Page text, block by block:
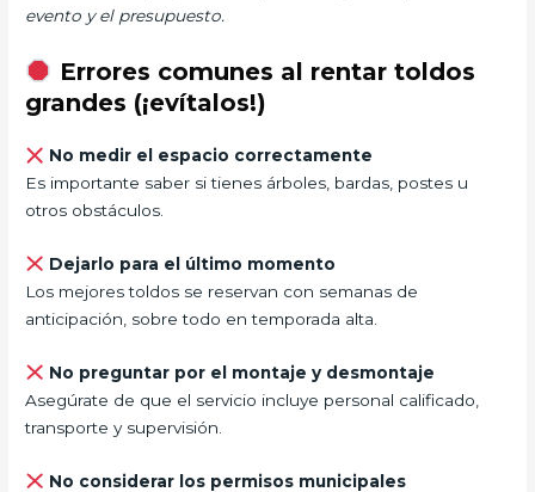
evento y el presupuesto.
Errores comunes al rentar toldos
grandes (¡evítalos!)
No medir el espacio correctamente
Es importante saber si tienes árboles, bardas, postes u
otros obstáculos.
Dejarlo para el último momento
Los mejores toldos se reservan con semanas de
anticipación, sobre todo en temporada alta.
No preguntar por el montaje y desmontaje
Asegúrate de que el servicio incluye personal calificado,
transporte y supervisión.
No considerar los permisos municipales